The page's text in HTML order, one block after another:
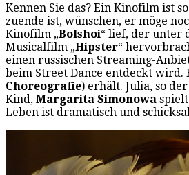
Kennen Sie das? Ein Kinofilm ist
zuende ist, wünschen, er möge
Kinofilm „Bolshoi“ lief, der unter
Musicalfilm „Hipster“
einen russischen Streaming-
beim Street Dance entdeckt wird.
Choreografie) erhält. Julia, so
Kind, Margarita Simonowa
Leben ist dramatisch und